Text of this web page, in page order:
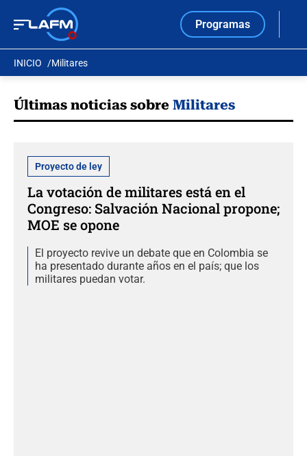
Programas
INICIO Militares
Últimas noticias sobre Militares
Proyecto de ley
La votación de militares está en el
Congreso: Salvación Nacional propone;
MOE se opone
El proyecto revive un debate que en Colombia se
ha presentado durante años en el país; que los
militares puedan votar.